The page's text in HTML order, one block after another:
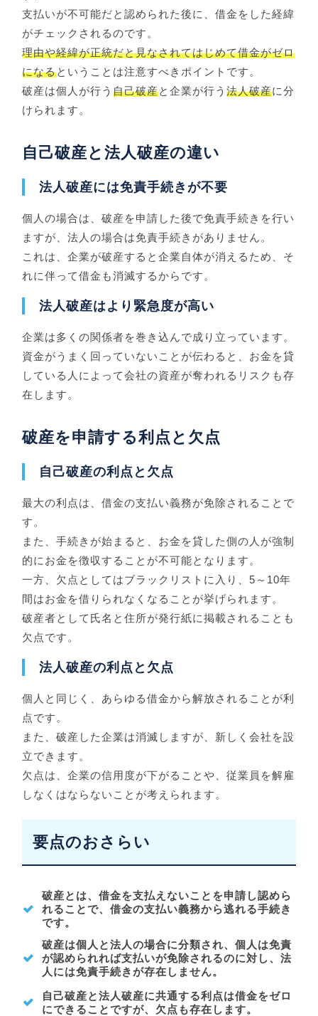
支払いが不可能だと認められた後に、借金をした経緯
がチェックされるのです。
理由や経緯が正統だと見なされてはじめて借金がゼロ
になるということは注意すべきポイントです。
破産は個人が行う自己破産と企業が行う法人破産に分
けられます。
自己破産と法人破産の違い
法人破産には免責手続きが不要
個人の場合は、破産を申請した後で免責手続きを行い
ますが、法人の場合は免責手続きがありません。
これは、企業が破産すると企業自体が消えるため、そ
れに伴って借金も消滅するからです。
法人破産はより緊急度が高い
企業は多くの関係者を巻き込んで成り立っています。
資金がうまく回っていないことが伝わると、お金を貸
している人によって会社の資産が奪われるリスクも存
在します。
破産を申請する利点と欠点
自己破産の利点と欠点
最大の利点は、借金の支払い義務が免除されることで
す。
また、手続きが始まると、お金を貸した側の人が強制
的にお金を徴収することが不可能となります。
一方、欠点としてはブラックリストに入り、5～10年
間はお金を借りられなくなることが挙げられます。
破産者として氏名と住所が発行紙に掲載されることも
欠点です。
法人破産の利点と欠点
個人と同じく、あらゆる借金から解放されることが利
点です。
また、破産した企業は消滅しますが、新しく会社を設
立できます。
欠点は、企業の信用度が下がることや、従業員を解雇
しなくはならないことが考えられます。
要点のおさらい
破産とは、借金を支払えないことを申請し認めら
れることで、借金の支払い義務から逃れる手続き
です。
破産は個人と法人の場合に分類され、個人は免責
が認められれば支払いが免除されるのに対し、法
人には免責手続きが存在しません。
自己破産と法人破産に共通する利点は借金をゼロ
にできることですが、欠点も存在します。